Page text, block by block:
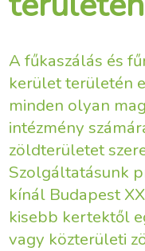
A fűkaszálás és
kerület területén
minden olyan
intézmény
zöldterületet
Szolgáltatásunk
kínál Budapest
kisebb kertektől
vagy közterületi